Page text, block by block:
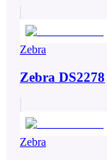
Zebra
Zebra DS2278
Zebra